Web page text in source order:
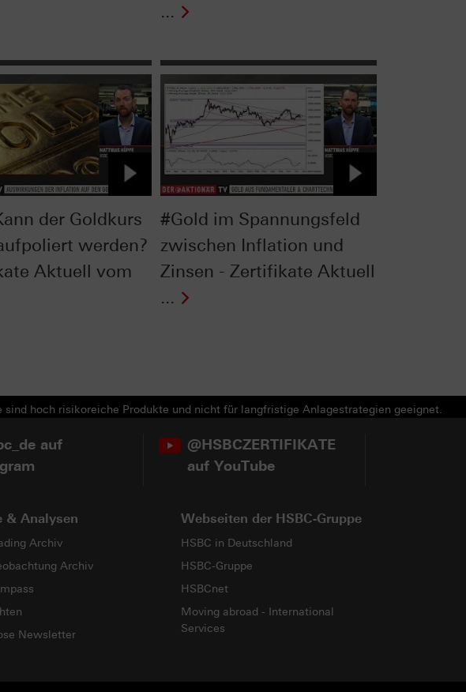
...
der Goldkurs
werden?
Aktuell vom
#Gold im Spannungsfeld
zwischen Inflation und
Zinsen - Zertifikate Aktuell
...
hoch risikoreiche Produkte und nicht für langfristige Anlagestrategien geeignet.
auf
@HSBCZERTIFIKATE
auf YouTube
& Analysen
Archiv
Archiv
Newsletter
Webseiten der HSBC-Gruppe
HSBC in Deutschland
HSBC-Gruppe
HSBCnet
Moving abroad - International
Services